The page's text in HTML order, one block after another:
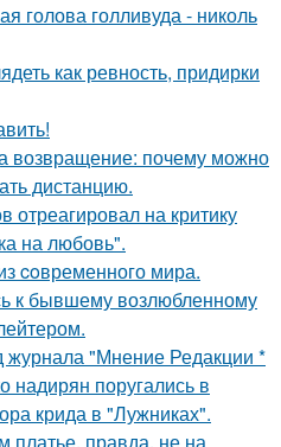
голова голливуда - николь
как ревность, придирки
возвращение: почему можно
дистанцию.
на критику
на любовь".
coвременного мира.
к бывшему возлюбленному
журнала "Мнение Редакции *
надирян поругались в
крида в "Лужниках".